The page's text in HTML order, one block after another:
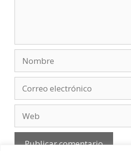
electrónico